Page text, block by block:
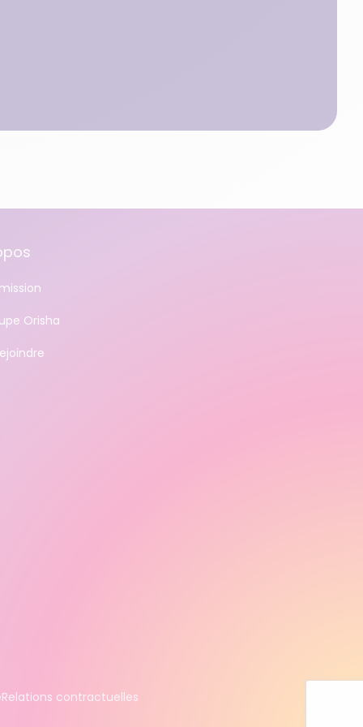
Orisha
Relations contractuelles